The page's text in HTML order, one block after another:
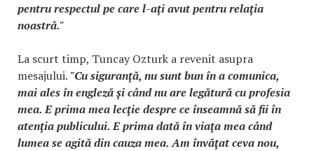
pentru respectul pe care l-aţi avut pentru relaţia
noastră."
La scurt timp, Tuncay Ozturk a revenit asupra
mesajului. "Cu siguranţă, nu sunt bun în a comunica,
mai ales în engleză şi când nu are legătură cu profesia
mea. E prima mea lecţie despre ce înseamnă să fii în
atenţia publicului. E prima dată în viaţa mea când
lumea se agită din cauza mea. Am învăţat ceva nou,